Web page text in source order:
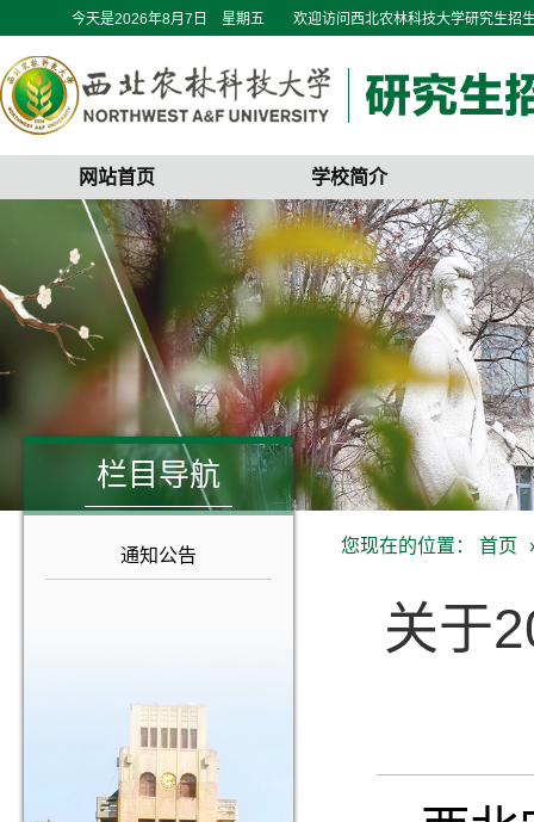
今天是2026年8月7日 星期五 欢迎访问西北农林科技大学研究生招
网站首页 学校简介
栏目导航
通知公告 您现在的位置： 首页
关于